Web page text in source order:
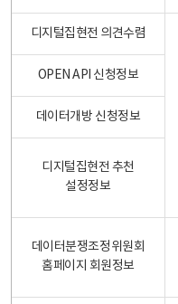
디지털집현전 의견수렴
OPEN API 신청정보
데이터개방 신청정보
디지털집현전 추천
설정정보
데이터분쟁조정위원회
홈페이지 회원정보